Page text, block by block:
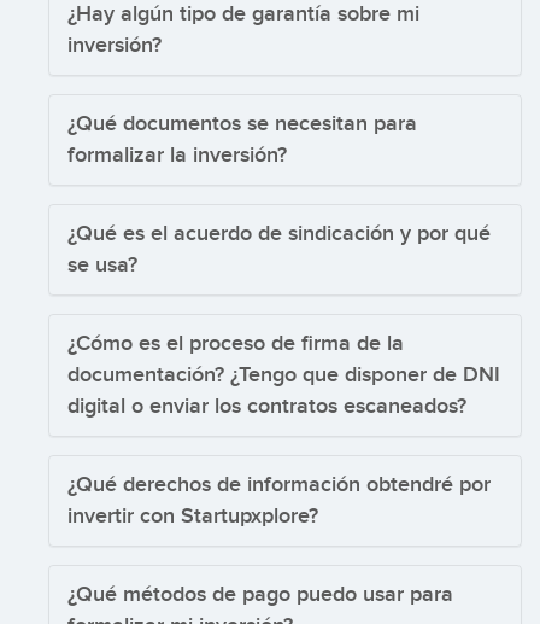
¿Hay algún tipo de garantía sobre mi
inversión?
¿Qué documentos se necesitan para
formalizar la inversión?
¿Qué es el acuerdo de sindicación y por qué
se usa?
¿Cómo es el proceso de firma de la
documentación? ¿Tengo que disponer de DNI
digital o enviar los contratos escaneados?
¿Qué derechos de información obtendré por
invertir con Startupxplore?
¿Qué métodos de pago puedo usar para